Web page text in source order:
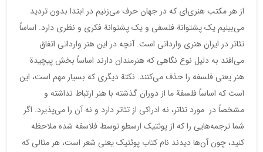
از هر مکتب هنری‌ای که در جهان حرف می‌زنیم در ابتدا بدون تردید
می‌بینیم یک پشتوانة فلسفی و یک پشتوانة فکری و نظری دارد. اساساً
تئاتر در ایران هنری وارداتی است. آنچه در این هنر وارداتی اتفاق
می‌افتد به دلیل نوع نگاهی که هنرمندان دارند اساساً بخش پیچیدة
هنر یعنی فلسفه را حذف می‌کنند. نکتة دیگری که بسیار مهم است، این
است که اساساً فلسفة ما از دوران گذشته با هنر ارتباط نداشته و
مشخصاً در مورد تئاتر، نه ادراکی از تئاتر دارد و نه آن را می‌پذیرد. اگر
شما ترجمه‌هایی را که از پوئتیک ارسطو توسط فلاسفه شده ملاحظه
کنید، چون آن‌ها دیدند نام کتاب پوئتیک یعنی شعر است، هر مثالی که